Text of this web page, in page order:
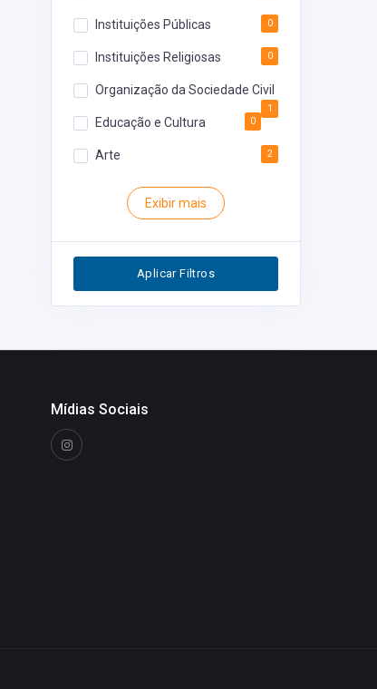
Instituições Públicas 0
Instituições Religiosas 0
Organização da Sociedade Civil
1
Educação e Cultura 0
Arte 2
Rodoviária
Inventário
Exibir mais
Aplicar Filtros
Mídias Sociais